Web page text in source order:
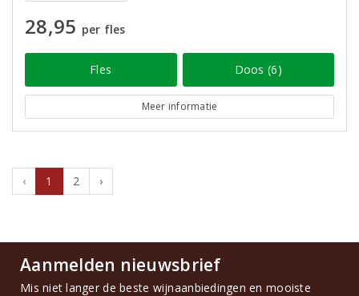
28,95 per fles
Fles Doos (6)
Meer informatie
‹ 1 2 ›
Aanmelden nieuwsbrief
Mis niet langer de beste wijnaanbiedingen en mooiste